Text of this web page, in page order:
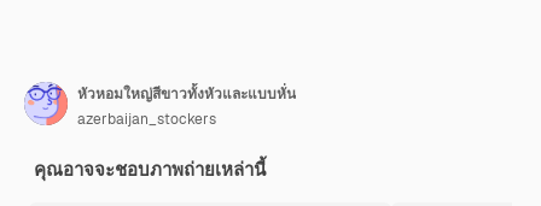
หัวหอมใหญ่สีขาวทั้งหัวและแบบหั่น
azerbaijan_stockers
คุณอาจจะชอบภาพถ่ายเหล่านี้